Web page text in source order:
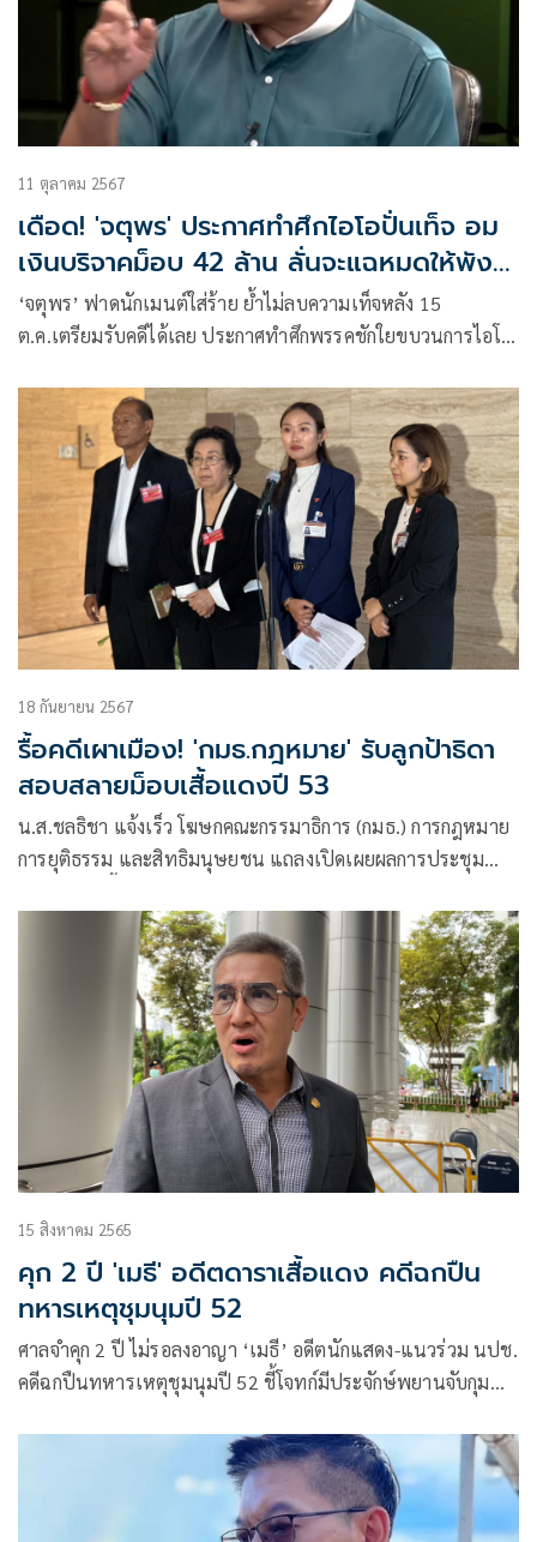
11 ตุลาคม 2567
เดือด! 'จตุพร' ประกาศทำศึกไอโอปั่นเท็จ อม
เงินบริจาคม็อบ 42 ล้าน ลั่นจะแฉหมดให้พัง
กันไปข้าง
‘จตุพร’ ฟาดนักเมนต์ใส่ร้าย ย้ำไม่ลบความเท็จหลัง 15
ต.ค.เตรียมรับคดีได้เลย ประกาศทำศึกพรรคชักใยขบวนการไอโอ
อีกสักตั้ง เผยใช้จ่ายเงินบริจาคม็อบไม่เคยมีมติที่ประชุม ระบุไป
เบิกที่ใครคนนั้นดูแลเงิน
18 กันยายน 2567
รื้อคดีเผาเมือง! 'กมธ.กฎหมาย' รับลูกป้าธิดา
สอบสลายม็อบเสื้อแดงปี 53
น.ส.ชลธิชา แจ้งเร็ว โฆษกคณะกรรมาธิการ (กมธ.) การกฎหมาย
การยุติธรรม และสิทธิมนุษยชน แถลงเปิดเผยผลการประชุม
ร่วมประชาธิปไตยต่อต้านเผด็จการแห่งชาติ ​(นปช.)
15 สิงหาคม 2565
คุก 2 ปี 'เมธี' อดีตดาราเสื้อแดง คดีฉกปืน
ทหารเหตุชุมนุมปี 52
ศาลจำคุก 2 ปี ไม่รอลงอาญา ‘เมธี’ อดีตนักแสดง-แนวร่วม นปช.
คดีฉกปืนทหารเหตุชุมนุมปี 52 ชี้โจทก์มีประจักษ์พยานจับกุม